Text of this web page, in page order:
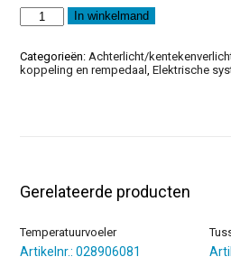
€16,60.€11,62.
Afdekking
aantal
In winkelmand
Categorieën:Achterlicht/
koppeling en rempedaal,Elektrische
Gerelateerde producten
Temperatuurvoeler
Artikelnr.: 028906081